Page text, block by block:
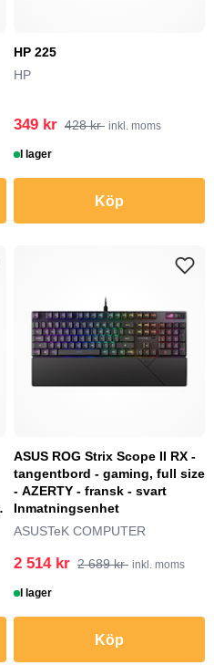
HP 225
HP
349 kr 428 kr inkl. moms
I lager
Köp
ASUS ROG Strix Scope II RX -
tangentbord - gaming, full size
- AZERTY - fransk - svart
Inmatningsenhet
ASUSTeK COMPUTER
2 514 kr 2 689 kr inkl. moms
I lager
Köp